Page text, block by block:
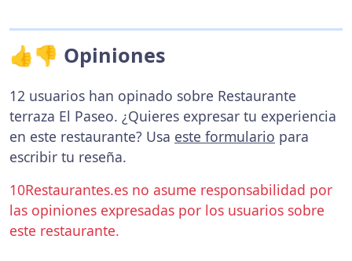
👍👎 Opiniones
12 usuarios han opinado sobre Restaurante
terraza El Paseo. ¿Quieres expresar tu experiencia
en este restaurante? Usa este formulario para
escribir tu reseña.
10Restaurantes.es no asume responsabilidad por
las opiniones expresadas por los usuarios sobre
este restaurante.